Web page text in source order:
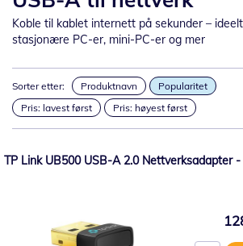
Koble til kablet internett på sekunder –
stasjonære PC-er, mini-PC-er og mer
Sorter etter: Produktnavn
Popularitet
Pris: lavest først
Pris: høyest først
TP Link UB500 USB-A 2.0 Nettverksadapter